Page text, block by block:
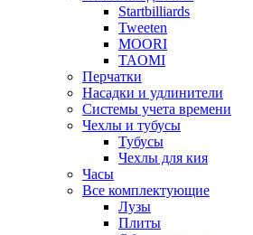
Startbilliards
Tweeten
MOORI
TAOMI
Перчатки
Насадки и удлинители
Системы учета времени
Чехлы и тубусы
Тубусы
Чехлы для кия
Часы
Все комплектующие
Лузы
Плиты